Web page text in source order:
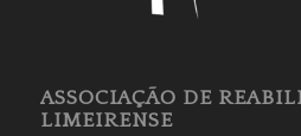
ASSOCIAÇÃO DE
LIMEIRENSE